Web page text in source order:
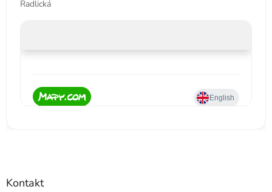
Radlická
Kontakt